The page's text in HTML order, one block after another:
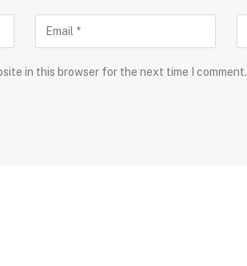
in this browser for the next time I comment.